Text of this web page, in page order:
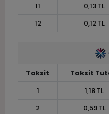
11
0,13 TL
12
0,12 TL
Taksit Taksit
1
1,18 TL
2
0,59 TL